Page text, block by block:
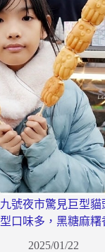
九號夜市驚見巨型
型口味多，黑糖麻糬
2025/01/22